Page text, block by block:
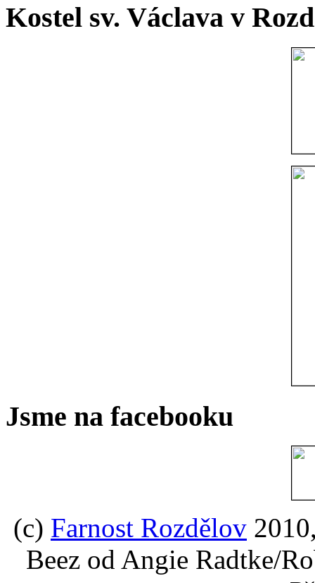
Kostel sv. Václava v
Jsme na facebooku
(c) Farnost Rozdělov
Beez od Angie Radtke/